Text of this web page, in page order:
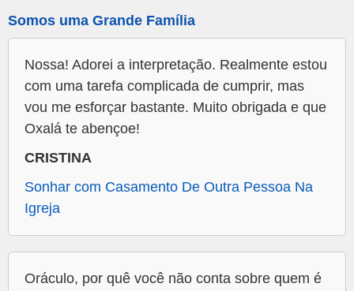
Somos uma Grande Família
Nossa! Adorei a interpretação. Realmente estou
com uma tarefa complicada de cumprir, mas
vou me esforçar bastante. Muito obrigada e que
Oxalá te abençoe!
CRISTINA
Sonhar com Casamento De Outra Pessoa Na
Igreja
Oráculo, por quê você não conta sobre quem é